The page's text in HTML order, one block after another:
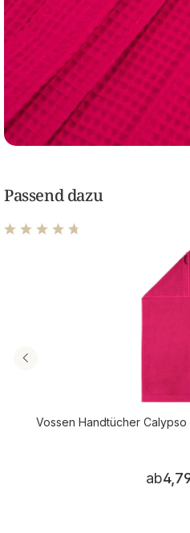
Passend dazu
Durchschnittliche Bewertung
Vossen Handtücher
ab